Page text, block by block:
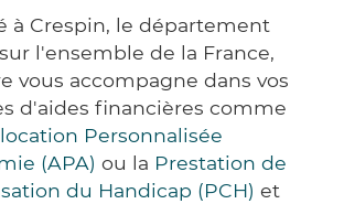
à Crespin, le département
l'ensemble de la France,
vous accompagne dans vos
d'aides financières comme
Personnalisée
(APA) ou la Prestation de
du Handicap (PCH) et